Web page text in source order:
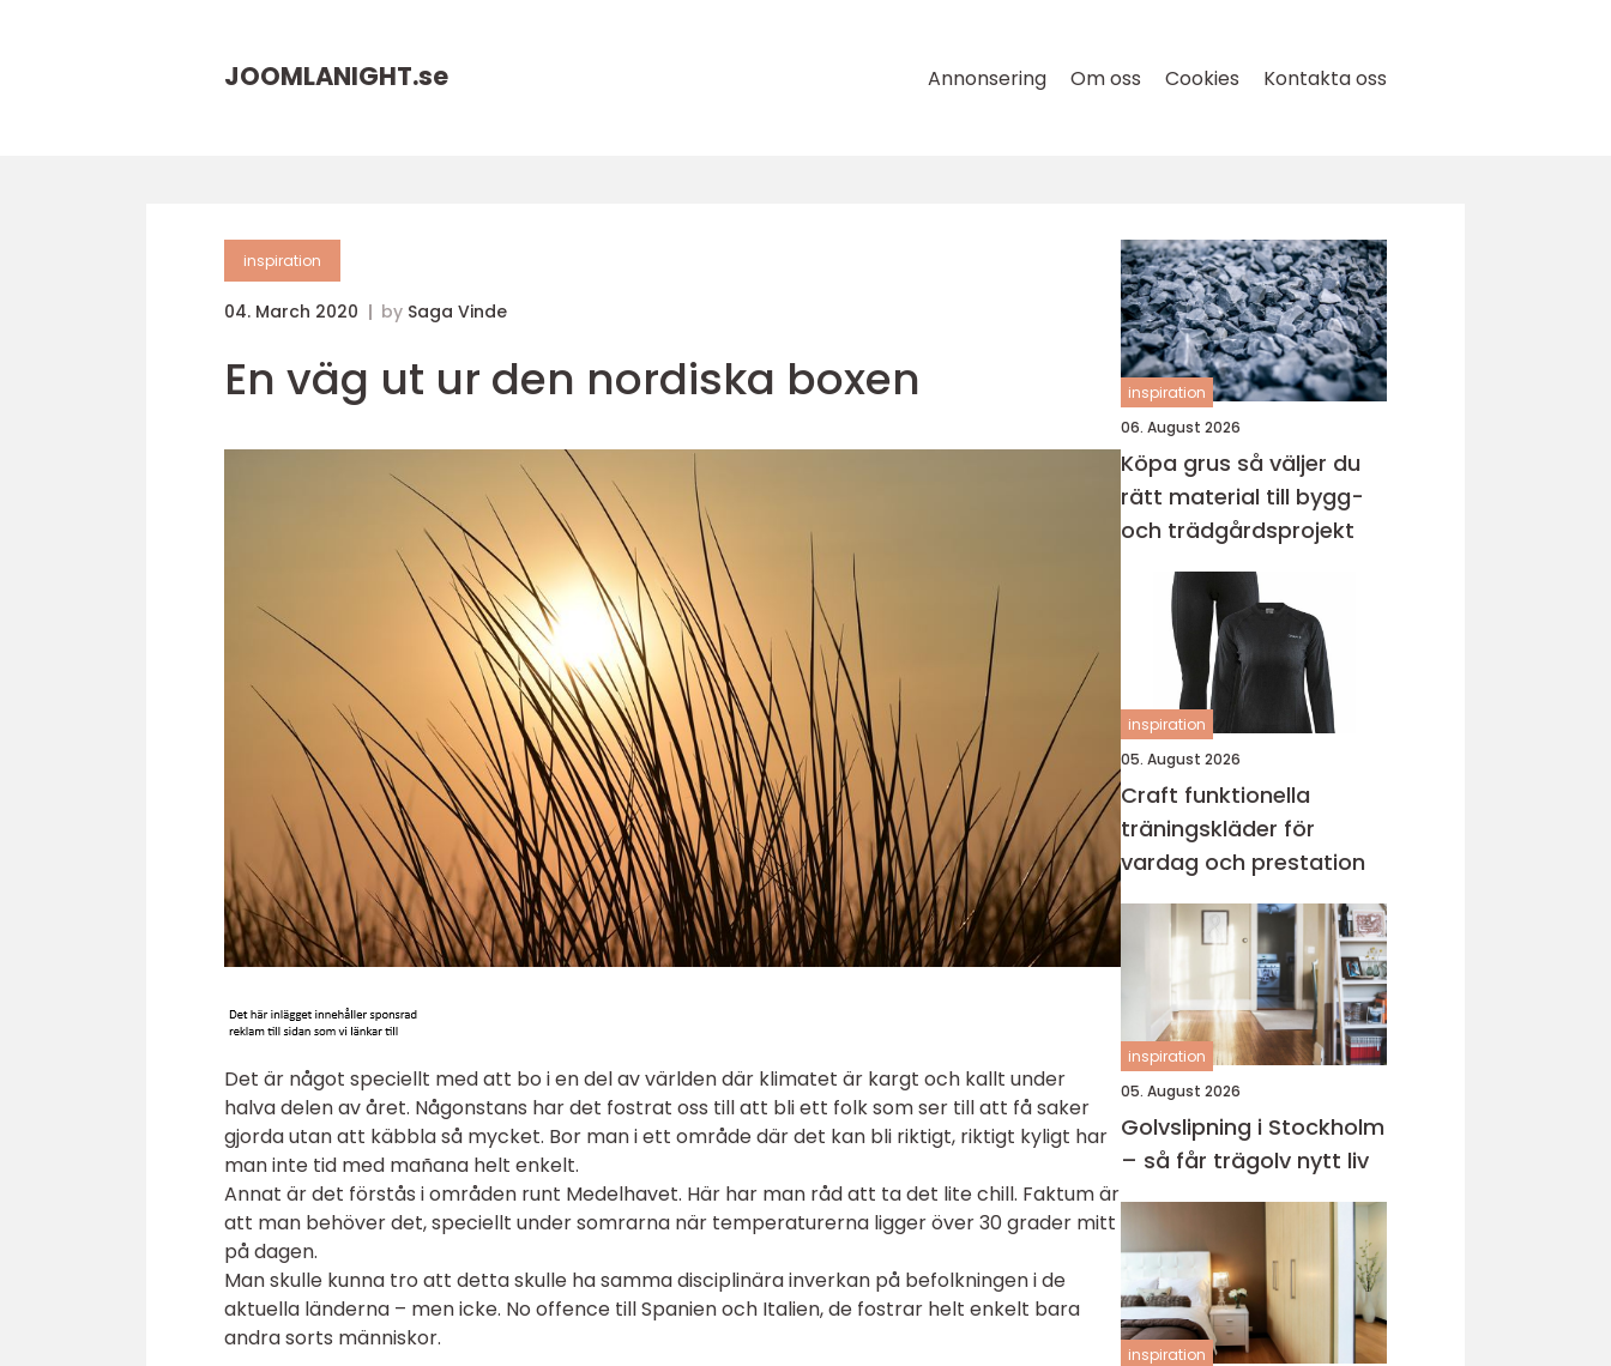
JOOMLANIGHT.se Annonsering Om oss Cookies Kontakta oss
inspiration
04. March 2020 by Saga Vinde
En väg ut ur den nordiska boxen
Det är något speciellt med att bo i en del av världen där klimatet är kargt och kallt under
halva delen av året. Någonstans har det fostrat oss till att bli ett folk som ser till att få saker
gjorda utan att käbbla så mycket. Bor man i ett område där det kan bli riktigt, riktigt kyligt har
man inte tid med mañana helt enkelt.
Annat är det förstås i områden runt Medelhavet. Här har man råd att ta det lite chill. Faktum är
att man behöver det, speciellt under somrarna när temperaturerna ligger över 30 grader mitt
på dagen.
Man skulle kunna tro att detta skulle ha samma disciplinära inverkan på befolkningen i de
aktuella länderna – men icke. No offence till Spanien och Italien, de fostrar helt enkelt bara
andra sorts människor.
inspiration
06. August 2026
Köpa grus så väljer du
rätt material till bygg-
och trädgårdsprojekt
inspiration
05. August 2026
Craft funktionella
träningskläder för
vardag och prestation
inspiration
05. August 2026
Golvslipning i Stockholm
– så får trägolv nytt liv
inspiration